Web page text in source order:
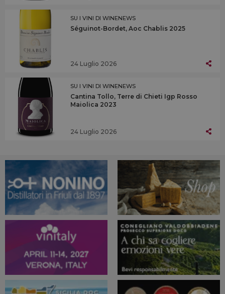
SU I VINI DI WINENEWS
Séguinot-Bordet, Aoc Chablis 2025
24 Luglio 2026
SU I VINI DI WINENEWS
Cantina Tollo, Terre di Chieti Igp Rosso
Maiolica 2023
24 Luglio 2026